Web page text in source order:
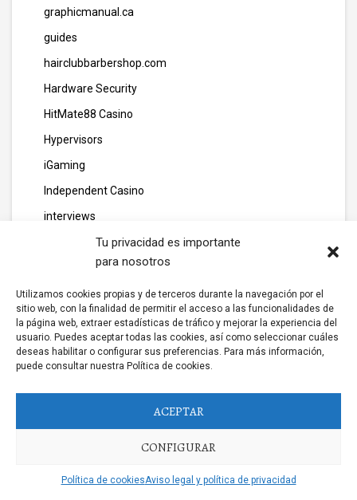
Tu privacidad es importante
para nosotros
Utilizamos cookies propias y de terceros durante la navegación por el
sitio web, con la finalidad de permitir el acceso a las funcionalidades de
la página web, extraer estadísticas de tráfico y mejorar la experiencia del
usuario. Puedes aceptar todas las cookies, así como seleccionar cuáles
deseas habilitar o configurar sus preferencias. Para más información,
puede consultar nuestra Política de cookies.
ACEPTAR
CONFIGURAR
Política de cookiesAviso legal y política de privacidad
graphicmanual.ca
guides
hairclubbarbershop.com
Hardware Security
HitMate88 Casino
Hypervisors
iGaming
Independent Casino
interviews
Kaikki Nettikasinot Malta
Kasinot Netissä
Kasyno Online
legarage.pt
Licensing
Livebetting
margareteggleton.co.uk